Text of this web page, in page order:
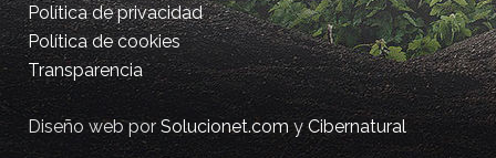
Política de privacidad
Política de cookies
Transparencia
Diseño web porSolucionet.comyCibernatural